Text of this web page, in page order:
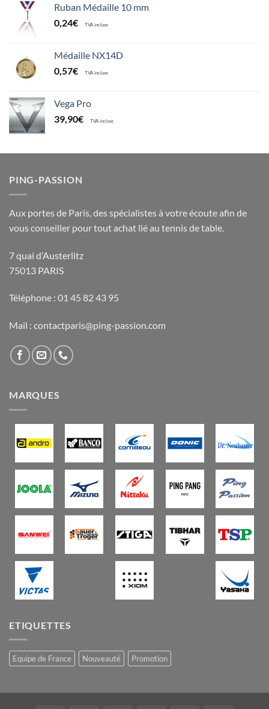
Ruban Médaille 10 mm
0,24€ TVA incluse
Médaille NX14D
0,57€ TVA incluse
Vega Pro
39,90€ TVA incluse
PING-PASSION
Aux portes de Paris, des spécialistes à votre écoute afin de
vous conseiller pour tout achat lié au tennis de table.
7 quai d’Austerlitz
75013 PARIS
Téléphone : 01 45 82 43 95
Mail : contactparis@ping-passion.com
MARQUES
ETIQUETTES
Equipe de France Nouveauté Promotion